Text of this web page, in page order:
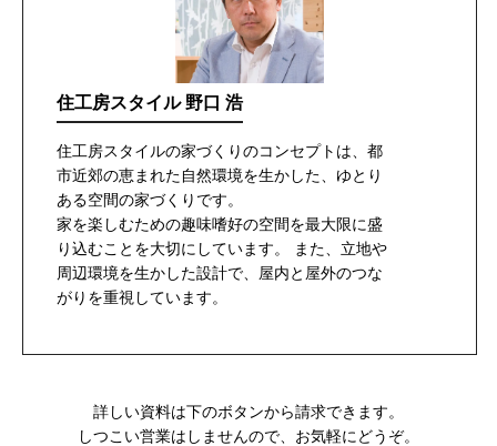
住工房スタイル 野口 浩
住工房スタイルの家づくりのコンセプトは、都
市近郊の恵まれた自然環境を生かした、ゆとり
ある空間の家づくりです。
家を楽しむための趣味嗜好の空間を最大限に盛
り込むことを大切にしています。 また、立地や
周辺環境を生かした設計で、屋内と屋外のつな
がりを重視しています。
詳しい資料は下のボタンから請求できます。
しつこい営業はしませんので、お気軽にどうぞ。